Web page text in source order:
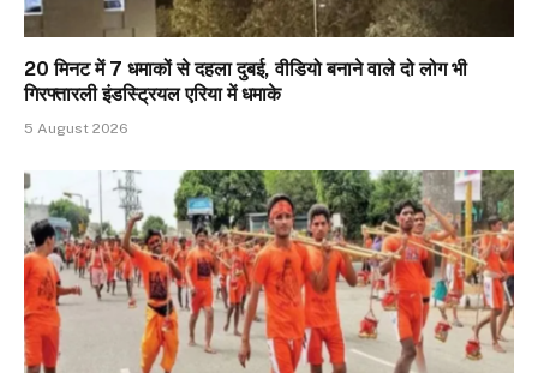
20 मिनट में 7 धमाकों से दहला दुबई, वीडियो बनाने वाले दो लोग भी
गिरफ्तारली इंडस्ट्रियल एरिया में धमाके
5 August 2026